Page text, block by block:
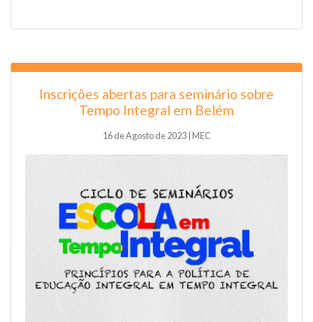
Inscrições abertas para seminário sobre
Tempo Integral em Belém
16 de Agosto de 2023 | MEC